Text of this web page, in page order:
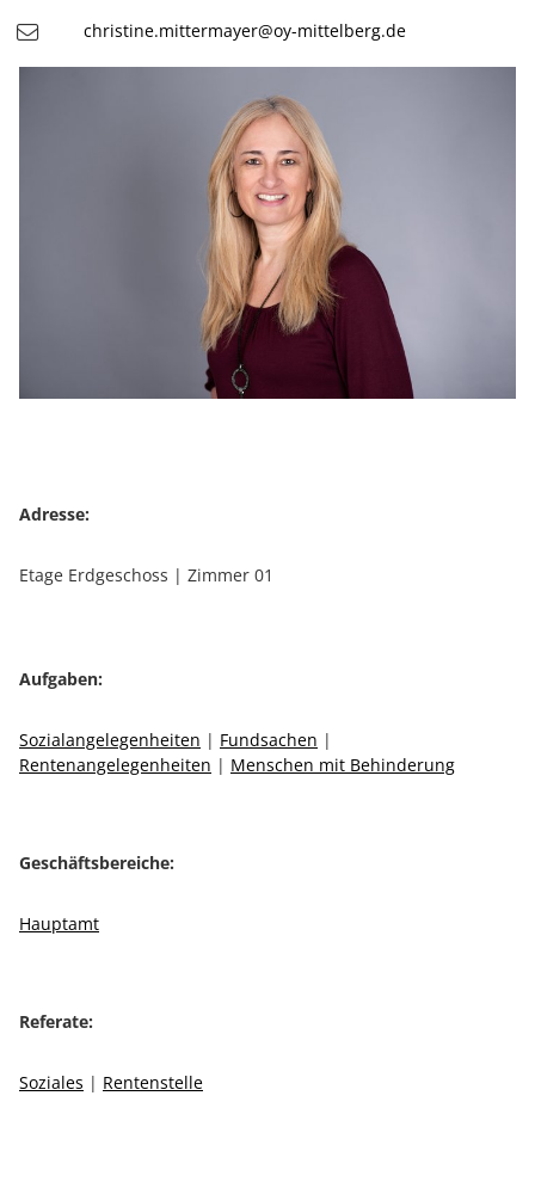
christine.mittermayer@oy-mittelberg.de
Adresse:
Etage Erdgeschoss | Zimmer 01
Aufgaben:
Sozialangelegenheiten | Fundsachen |
Rentenangelegenheiten | Menschen mit Behinderung
Geschäftsbereiche:
Hauptamt
Referate:
Soziales | Rentenstelle